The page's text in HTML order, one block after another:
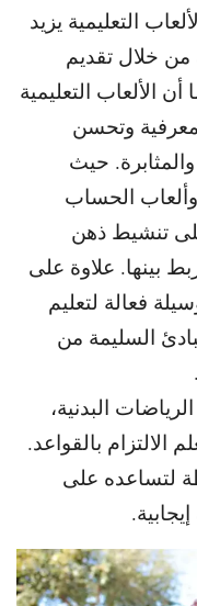
التعليمية يزيد
خلال تقديم
الألعاب التعليمية
وتحسن
والمثابرة. حيث
الحساب
تنشيط ذهن
بينها. علاوة على
فعالة لتعليم
السليمة من
البدنية،
الالتزام بالقواعد.
لتساعده على